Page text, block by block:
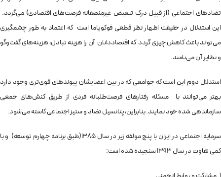
تضادهای اجتماعی (از قبیل درک تبعیض غیرمنصفانه فرصت‌های اقتصادی) می‌گردد.
این استدلال در حقیقت اظهار نظر قطعی فوکویاما است که اعتماد به طور چشمگیری
می‌تواند باعث کاهش چیزی گردد که اقتصاددانان آن را هزینه تبادل، هزینه‌های گفت‌وگو
و نظایر آن می‌نامند.
استدلال دوم این است که جوامعی که در بین اعضایشان پیوندهای قوی‌تری وجود دارد
بهتر می‌توانند با مسئله رفتارهای فرصت‌طلبانه فردی از طریق کنش‌های جمعی
سازماندهی شده خود نمایند. بنابراین، پتانسیل تضاد و ستیز اجتماعی کاسته می‌شود.
سرمایه اجتماعی در ایران با پنج مولفه زیر در سال ۱۳۸۵(طبق برنامه چهارم توسعه) و با
کمی تفاوت در سال ۱۳۹۳ سنجیده شده است: